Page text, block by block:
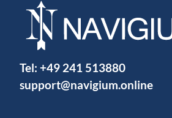
Tel: +49 241 513880
support@navigium.online